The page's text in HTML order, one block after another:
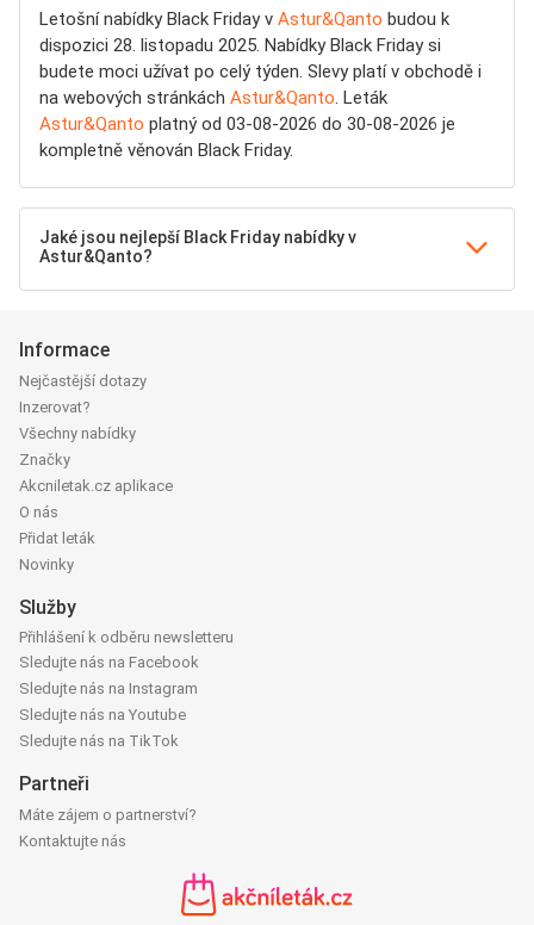
Letošní nabídky Black Friday v Astur&Qanto budou k
dispozici 28. listopadu 2025. Nabídky Black Friday si
budete moci užívat po celý týden. Slevy platí v obchodě i
na webových stránkách Astur&Qanto. Leták
Astur&Qanto platný od 03-08-2026 do 30-08-2026 je
kompletně věnován Black Friday.
Jaké jsou nejlepší Black Friday nabídky v
Astur&Qanto?
Informace
Nejčastější dotazy
Inzerovat?
Všechny nabídky
Značky
Akcniletak.cz aplikace
O nás
Přidat leták
Novinky
Služby
Přihlášení k odběru newsletteru
Sledujte nás na Facebook
Sledujte nás na Instagram
Sledujte nás na Youtube
Sledujte nás na TikTok
Partneři
Máte zájem o partnerství?
Kontaktujte nás